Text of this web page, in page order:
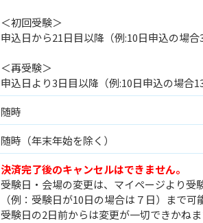
＜初回受験＞
申込日から21日目以降（例:10日申込の場
＜再受験＞
申込日より3日目以降（例:10日申込の場合
随時
随時（年末年始を除く）
決済完了後のキャンセルはできません。
受験日・会場の変更は、マイページより受
（例：受験日が10日の場合は７日）まで可
受験日の2日前からは変更が一切できかねま